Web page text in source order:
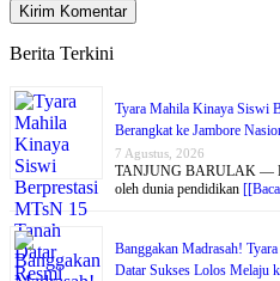
Berita Terkini
Tyara Mahila Kinaya Siswi
Berangkat ke Jambore
7 Agustus, 2026
TANJUNG BARULAK —
oleh dunia pendidikan
Banggakan Madrasah!
Datar Sukses Lolos Melaju